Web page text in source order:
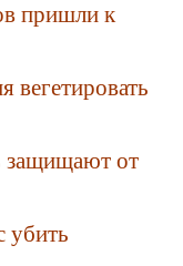
пришли к
вегетировать
защищают от
убить